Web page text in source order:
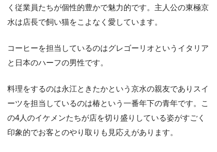
く従業員たちが個性的豊かで魅力的です。主人公の東極京
水は店長で飼い猫をこよなく愛しています。
コーヒーを担当しているのはグレゴーリオというイタリア
と日本のハーフの男性です。
料理をするのは永江ときたかという京水の親友でありスイ
ーツを担当しているのは椿という一番年下の青年です。こ
の4人のイケメンたちが店を切り盛りしている姿がすごく
印象的でお客とのやり取りも見応えがあります。